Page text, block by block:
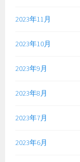
2023年11月
2023年10月
2023年9月
2023年8月
2023年7月
2023年6月